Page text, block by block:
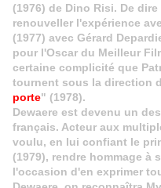
(1976) de Dino Risi. De
renouveller l'expérience
(1977) avec Gérard
pour l'Oscar du Meilleur
certaine complicité que
tournent sous la direction
porte" (1978).
Dewaere est devenu un
français. Acteur aux
voulu, en lui confiant le
(1979), rendre hommage
l'occasion d'en exprimer